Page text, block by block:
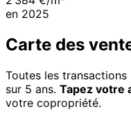
en 2025
Carte des
Toutes les
sur 5 ans. Tapez votre
votre copropriété.